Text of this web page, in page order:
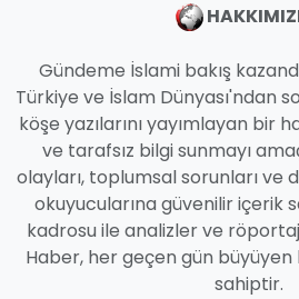
Gündeme İslami bakış
Türkiye ve İslam Dünyası'ndan
köşe yazılarını yayımlayan bir
ve tarafsız bilgi sunmayı
olayları, toplumsal sorunları ve
okuyucularına güvenilir içerik
kadrosu ile analizler ve
Haber, her geçen gün
sahiptir.